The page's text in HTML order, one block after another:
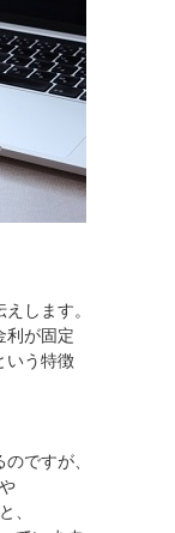
します。
利が固定
いう特徴
ですが、
、